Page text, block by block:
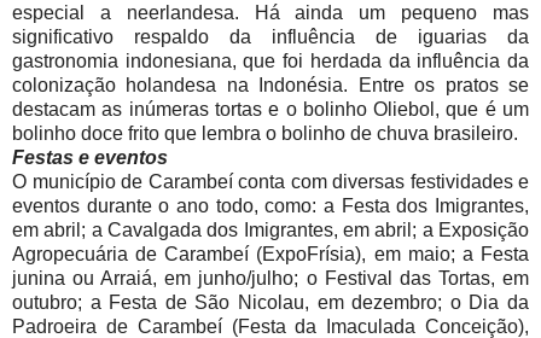
especial a neerlandesa. Há ainda um pequeno mas
significativo respaldo da influência de iguarias da
gastronomia indonesiana, que foi herdada da influência da
colonização holandesa na Indonésia. Entre os pratos se
destacam as inúmeras tortas e o bolinho Oliebol, que é um
bolinho doce frito que lembra o bolinho de chuva brasileiro.
Festas e eventos
O município de Carambeí conta com diversas festividades e
eventos durante o ano todo, como: a Festa dos Imigrantes,
em abril; a Cavalgada dos Imigrantes, em abril; a Exposição
Agropecuária de Carambeí (ExpoFrísia), em maio; a Festa
junina ou Arraiá, em junho/julho; o Festival das Tortas, em
outubro; a Festa de São Nicolau, em dezembro; o Dia da
Padroeira de Carambeí (Festa da Imaculada Conceição),